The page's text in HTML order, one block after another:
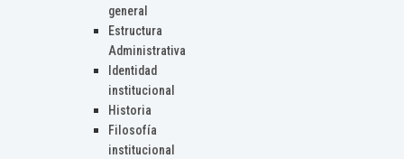
general
Estructura
Administrativa
Identidad
institucional
Historia
Filosofía
institucional